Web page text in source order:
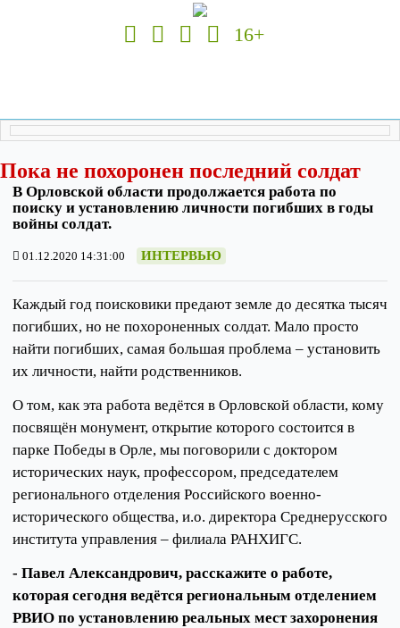
16+
Пока не похоронен последний солдат
В Орловской области продолжается работа по
поиску и установлению личности погибших в годы
войны солдат.
01.12.2020 14:31:00 ИНТЕРВЬЮ
Каждый год поисковики предают земле до десятка тысяч
погибших, но не похороненных солдат. Мало просто
найти погибших, самая большая проблема – установить
их личности, найти родственников.
О том, как эта работа ведётся в Орловской области, кому
посвящён монумент, открытие которого состоится в
парке Победы в Орле, мы поговорили с доктором
исторических наук, профессором, председателем
регионального отделения Российского военно-
исторического общества, и.о. директора Среднерусского
института управления – филиала РАНХИГС.
- Павел Александрович, расскажите о работе,
которая сегодня ведётся региональным отделением
РВИО по установлению реальных мест захоронения